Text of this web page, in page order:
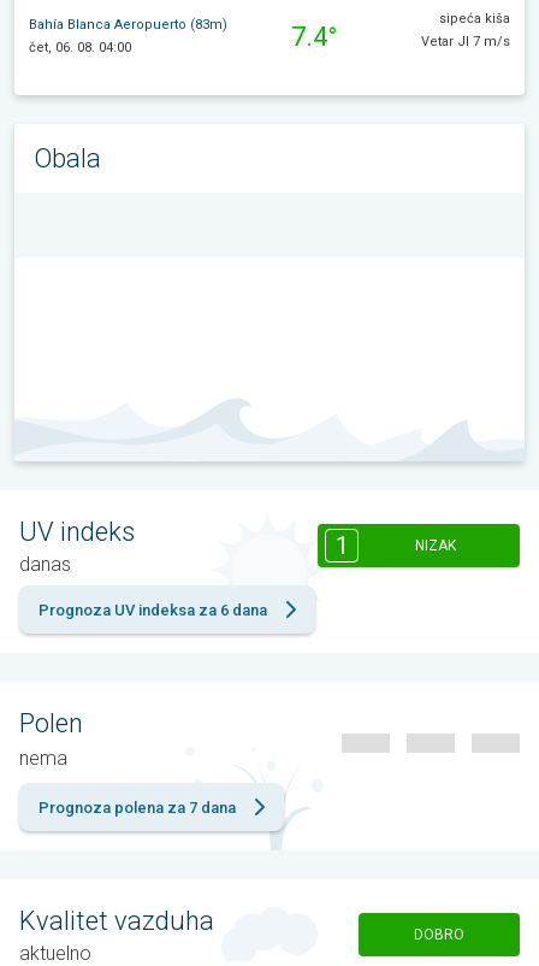
Bahía Blanca Aeropuerto (83m)
čet, 06. 08. 04:00
7.4°
sipeća kiša
Vetar JI 7 m/s
Obala
UV indeks
danas
1 NIZAK
Prognoza UV indeksa za 6 dana
Polen
nema
Prognoza polena za 7 dana
Kvalitet vazduha
aktuelno
DOBRO